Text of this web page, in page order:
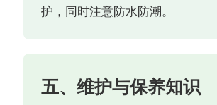
护，同时注意防水防潮。
五、维护与保养知识